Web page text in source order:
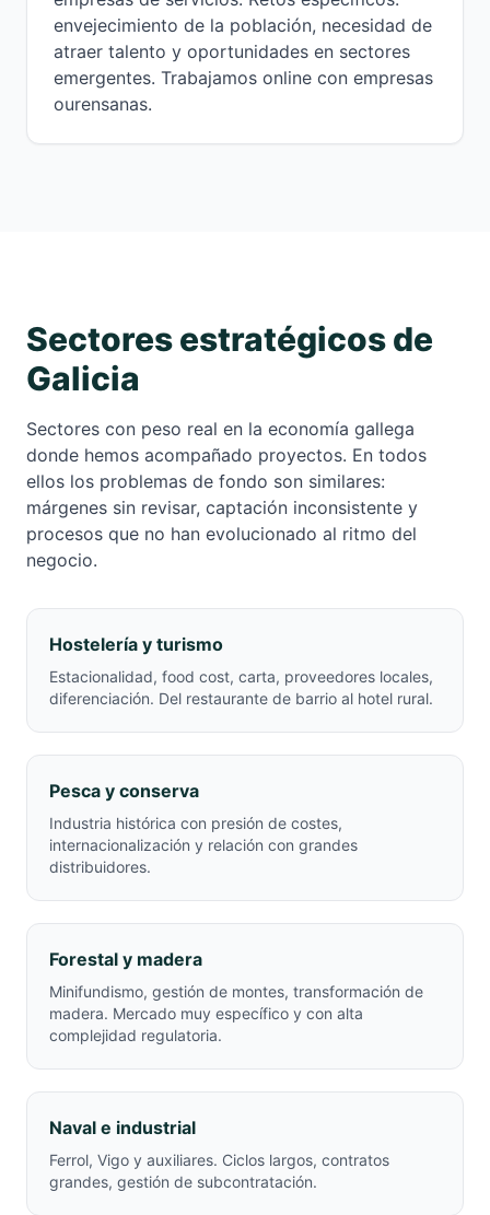
envejecimiento de la población, necesidad de
atraer talento y oportunidades en sectores
emergentes. Trabajamos online con empresas
ourensanas.
Sectores estratégicos de
Galicia
Sectores con peso real en la economía gallega
donde hemos acompañado proyectos. En todos
ellos los problemas de fondo son similares:
márgenes sin revisar, captación inconsistente y
procesos que no han evolucionado al ritmo del
negocio.
Hostelería y turismo
Estacionalidad, food cost, carta, proveedores locales,
diferenciación. Del restaurante de barrio al hotel rural.
Pesca y conserva
Industria histórica con presión de costes,
internacionalización y relación con grandes
distribuidores.
Forestal y madera
Minifundismo, gestión de montes, transformación de
madera. Mercado muy específico y con alta
complejidad regulatoria.
Naval e industrial
Ferrol, Vigo y auxiliares. Ciclos largos, contratos
grandes, gestión de subcontratación.